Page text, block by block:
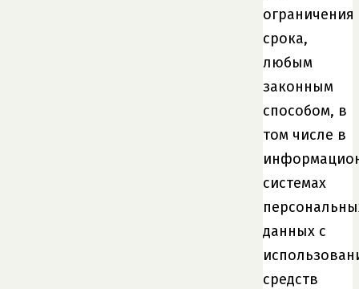
ограничения
срока,
любым
законным
способом, в
том числе в
системах
данных с
средств